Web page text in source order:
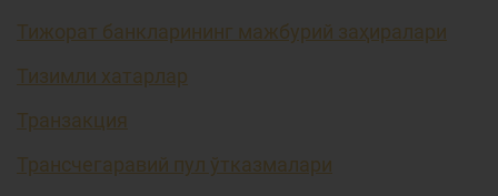
Тижорат банкларининг мажбурий заҳиралари
Тизимли хатарлар
Транзакция
Трансчегаравий пул ўтказмалари